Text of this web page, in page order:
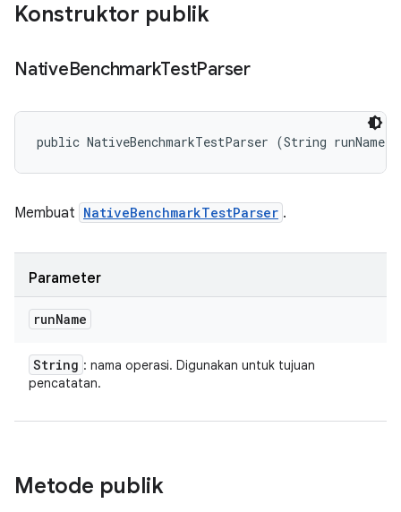
Konstruktor publik
NativeBenchmarkTestParser
public NativeBenchmarkTestParser (String runName)
Membuat NativeBenchmarkTestParser .
Parameter
runName
String : nama operasi. Digunakan untuk tujuan
pencatatan.
Metode publik